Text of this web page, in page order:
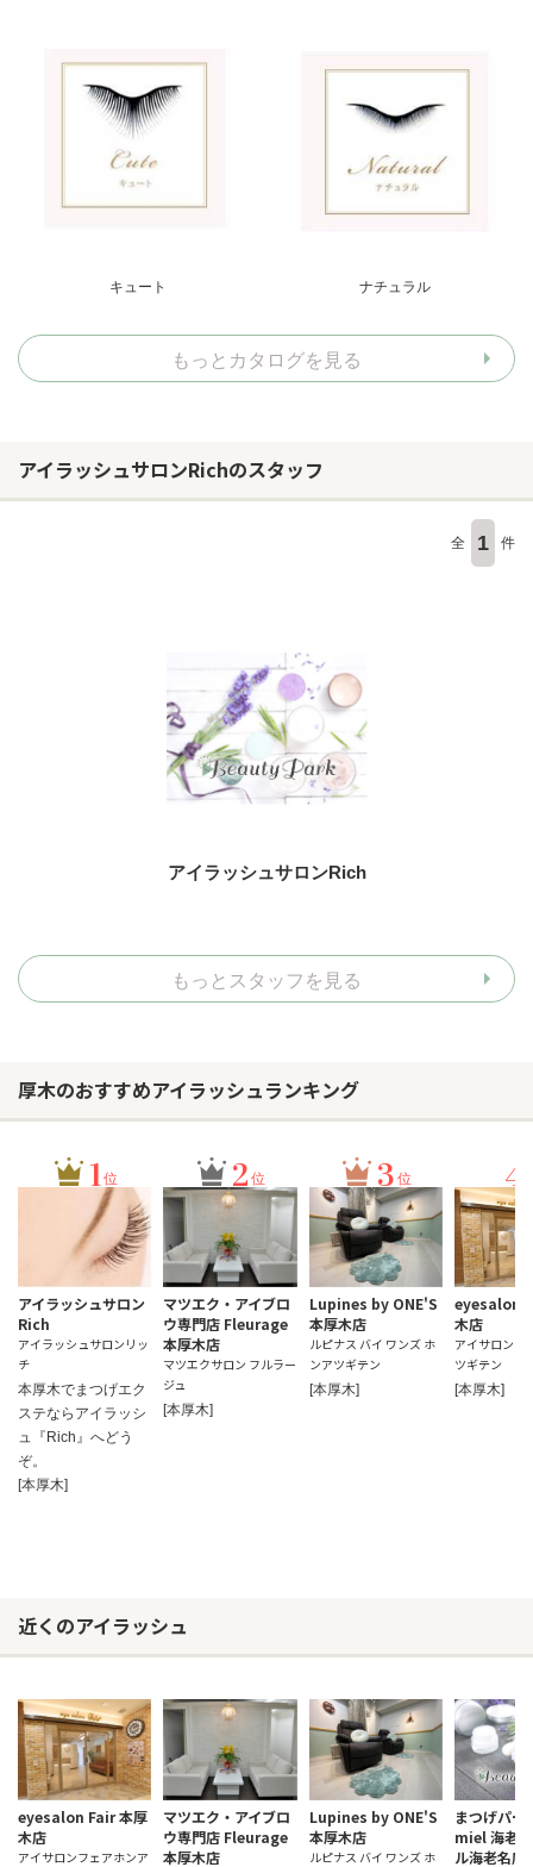
キュート ナチュラル
もっとカタログを見る
アイラッシュサロンRichのスタッフ
全 1 件
アイラッシュサロンRich
もっとスタッフを見る
厚木のおすすめアイラッシュランキング
1位
アイラッシュサロン
Rich
アイラッシュサロンリッ
チ
本厚木でまつげエク
ステならアイラッシ
ュ『Rich』へどう
ぞ。
[本厚木]
2 位
マツエク・アイブロ
ウ専門店 Fleurage
本厚木店
マツエクサロン フルラー
ジュ
[本厚木]
3 位
Lupines by ONE'S
本厚木店
ルピナス バイ ワンズ ホ
ンアツギテン
[本厚木]
4
eyesalon
木店
アイサロンフ
ツギテン
[本厚木]
近くのアイラッシュ
eyesalon Fair 本厚
木店
アイサロンフェアホンア
マツエク・アイブロ
ウ専門店 Fleurage
本厚木店
Lupines by ONE'S
本厚木店
ルピナス バイ ワンズ ホ
まつげパー
miel 海老
ル海老名店]